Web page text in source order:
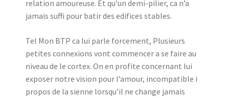
relation amoureuse. Et qu’un demi-pilier, ca n’a
jamais suffi pour batir des edifices stables.
Tel Mon BTP ca lui parle forcement, Plusieurs
petites connexions vont commencer a se faire au
niveau de le cortex. On en profite concernant lui
exposer notre vision pour l’amour, incompatible i
propos de la sienne lorsqu’il ne change jamais